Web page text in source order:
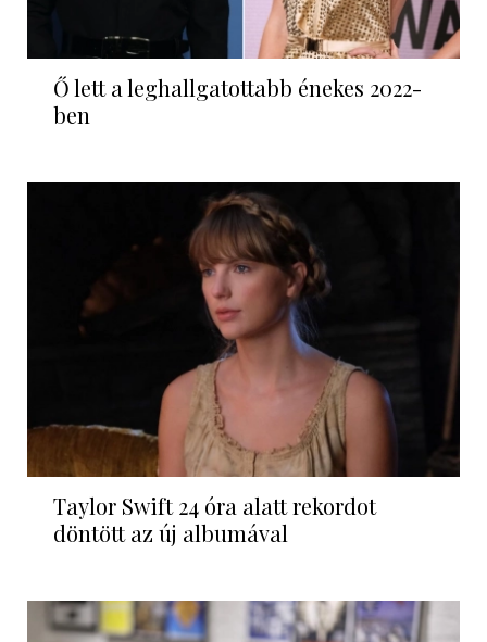
Ő lett a leghallgatottabb énekes 2022-
ben
Taylor Swift 24 óra alatt rekordot
döntött az új albumával